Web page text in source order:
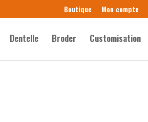
Boutique Mon compte
Dentelle Broder Customisation